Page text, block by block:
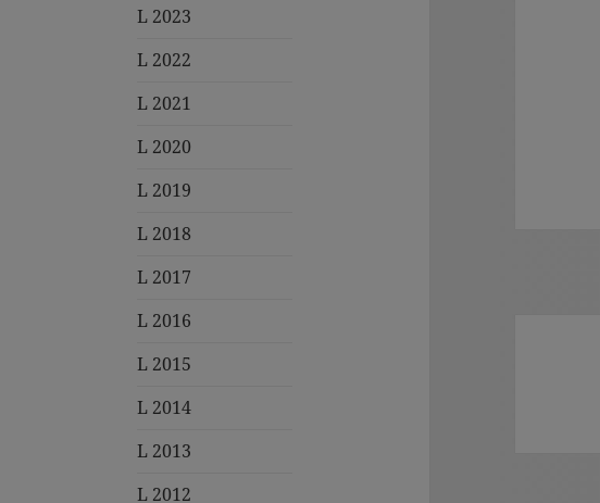
L 2023
L 2022
L 2021
L 2020
L 2019
L 2018
L 2017
L 2016
L 2015
L 2014
L 2013
L 2012